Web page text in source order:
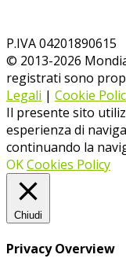
P.IVA 04201890615
© 2013-2026
registrati sono
Legali | Cookie
Il presente sito
esperienza di
continuando la
OKCookies Policy
Chiudi
Privacy Overview